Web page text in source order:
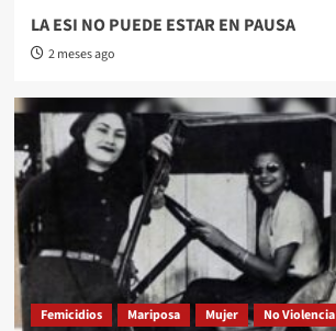
LA ESI NO PUEDE ESTAR EN PAUSA
2 meses ago
Femicidios Mariposa Mujer
No Violencia